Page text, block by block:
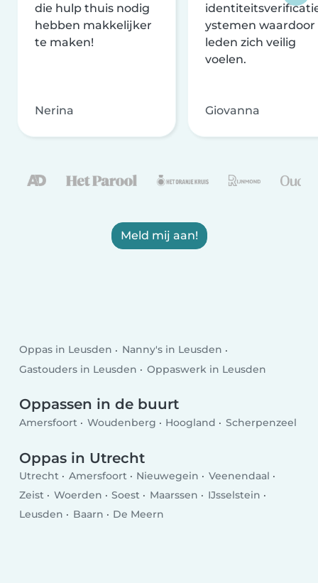
die hulp thuis nodig
hebben makkelijker
te maken!
Nerina
ystemen waardoor
leden zich veilig
voelen.
Giovanna
Meld mij aan!
Oppas in Leusden
Nanny's in Leusden
Gastouders in Leusden
Oppaswerk in Leusden
Oppassen in de buurt
Amersfoort Woudenberg Hoogland Scherpenzeel
Oppas in Utrecht
Utrecht Amersfoort Nieuwegein
Veenendaal
Zeist
Woerden Soest Maarssen
IJsselstein
Leusden
Baarn De Meern